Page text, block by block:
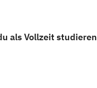
als Vollzeit